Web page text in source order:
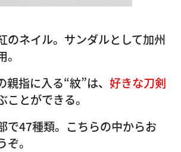
のネイル。サンダルとして加州
親指に入る“紋”は、 好きな刀剣
ことができる。
で47種類。こちらの中からお
。